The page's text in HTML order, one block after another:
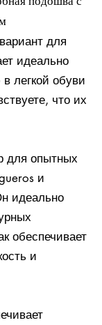
для
идеально
легкой обуви
что их
для опытных
и
идеально
обеспечивает
и